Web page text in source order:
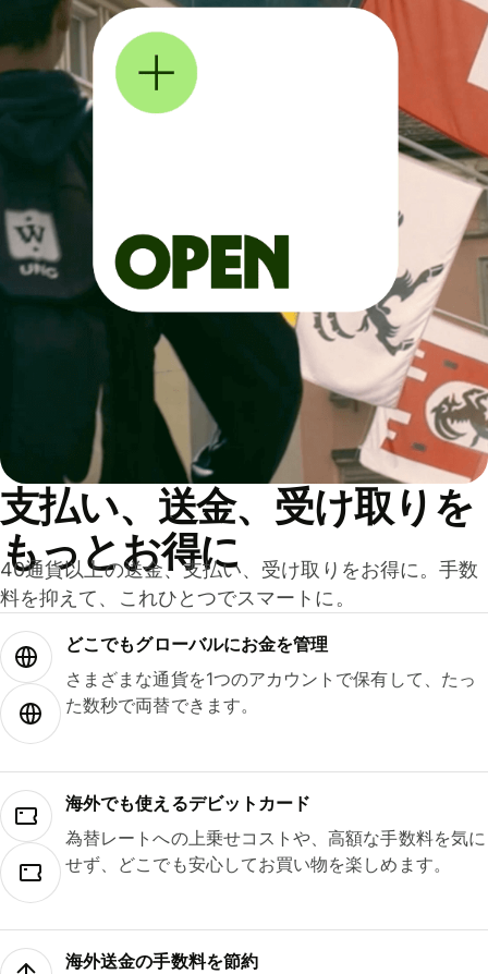
支払い、送金、受け取りを
もっとお得に
40通貨以上の送金、支払い、受け取りをお得に。手数
料を抑えて、これひとつでスマートに。
どこでもグ⁠ロ⁠ー⁠バ⁠ルにお金を管理
さまざまな通貨を1つのアカウントで保有して、たっ
た数秒で両替できます。
海外でも使えるデビットカード
為替レートへの上乗せコストや、高額な手数料を気に
せず、どこでも安心してお買い物を楽しめます。
海外送金の手数料を節約